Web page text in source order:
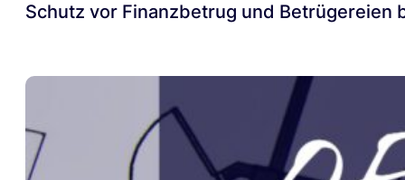
Schutz vor Finanzbetrug und Betrügereien